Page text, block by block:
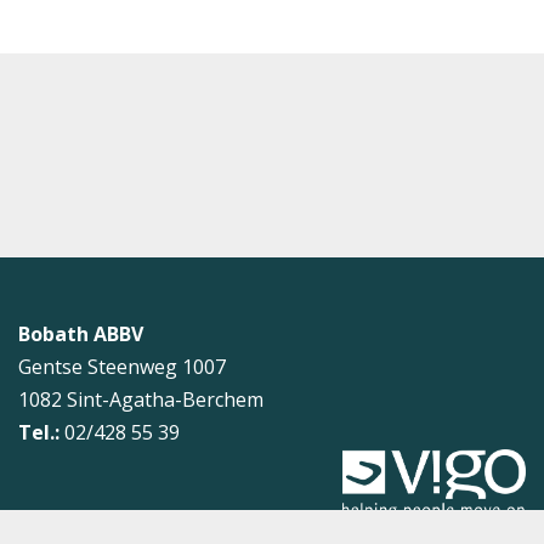
Bobath ABBV
Gentse Steenweg 1007
1082 Sint-Agatha-Berchem
Tel.:02/428 55 39